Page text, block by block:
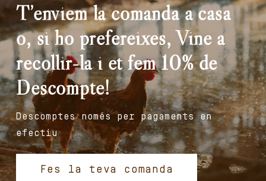
T’enviem la comanda a casa
o, si ho prefereixes, Vine a
recollir-la i et fem 10% de
Descompte!
Descomptes només per pagaments en
efectiu
Fes la teva comanda